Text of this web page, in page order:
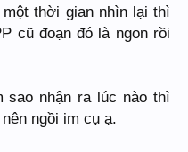
thời gian nhìn lại thì
cũ đoạn đó là ngon rồi
sao nhận ra lúc nào thì
ngồi im cụ ạ.